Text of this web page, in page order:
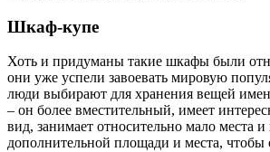
Шкаф-купе
Хоть и придуманы такие шкафы были
они уже успели завоевать мировую
люди выбирают для хранения вещей
– он более вместительный, имеет
вид, занимает относительно мало места и
дополнительной площади и места, чтобы